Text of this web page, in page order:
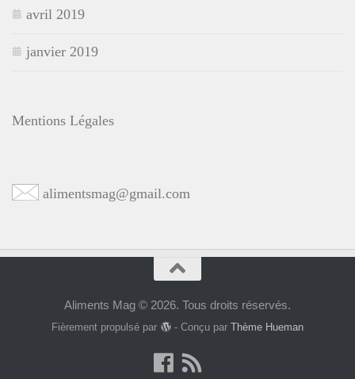
avril 2019
janvier 2019
Mentions Légales
alimentsmag@gmail.com
Aliments Mag © 2026. Tous droits réservés.
Fièrement propulsé par - Conçu par Thème Hueman